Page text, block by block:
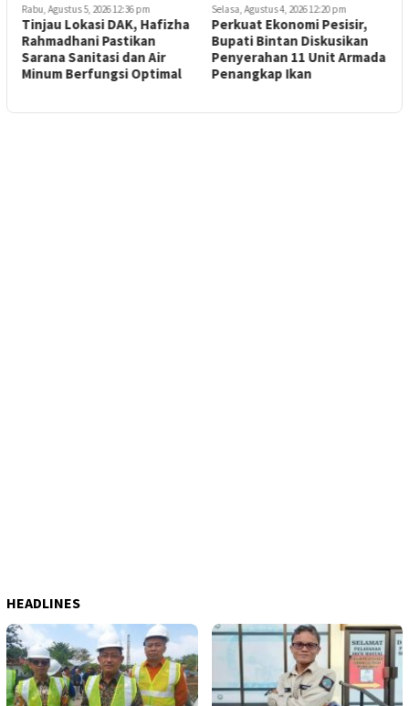
Rabu, Agustus 5, 2026 12:36 pm
Tinjau Lokasi DAK, Hafizha
Rahmadhani Pastikan
Sarana Sanitasi dan Air
Minum Berfungsi Optimal
Selasa, Agustus 4, 2026 12:20 pm
Perkuat Ekonomi Pesisir,
Bupati Bintan Diskusikan
Penyerahan 11 Unit Armada
Penangkap Ikan
HEADLINES